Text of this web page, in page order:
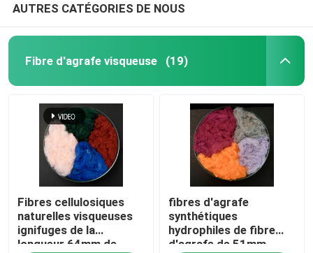
Aperçu
Produits
A propos de nous
AUTRES CATÉGORIES DE NOUS
Fibre d'agrafe visqueuse (19)
Fibres cellulosiques
naturelles visqueuses
ignifuges de la
longueur 64mm de
fibres d'agrafe
synthétiques
hydrophiles de fibre
d'agrafe de 51mm